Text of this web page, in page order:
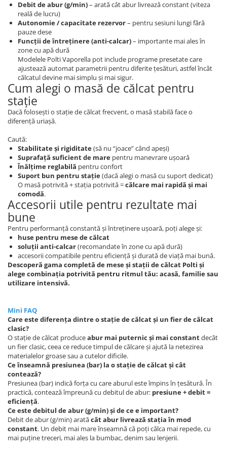
Debit de abur (g/min)– arată cât abur livrează constant (viteza
reală de lucru)
Autonomie / capacitate rezervor– pentru sesiuni lungi fără
pauze dese
Funcții de întreținere (anti-calcar)– importante mai ales în
zone cu apă dură
Modelele Polti Vaporella pot include programe presetate care
ajustează automat parametrii pentru diferite țesături, astfel încât
călcatul devine mai simplu și mai sigur.
Cum alegi o masă de călcat pentru
stație
Dacă folosești o stație de călcat frecvent, o masă stabilă face o
diferență uriașă.
Caută:
Stabilitate și rigiditate(să nu “joace” când apeși)
Suprafață suficient de mare pentru manevrare ușoară
Înălțime reglabilă pentru confort
Suport bun pentru stație(dacă alegi o masă cu suport dedicat)
O masă potrivită + stația potrivită =călcare mai rapidă și mai
comodă.
Accesorii utile pentru rezultate mai
bune
Pentru performanță constantă și întreținere ușoară, poți alege și:
huse pentru mese de călcat
soluții anti-calcar(recomandate în zone cu apă dură)
accesorii compatibile pentru eficiență și durată de viață mai bună.
Descoperă gama completă de mese și stații de călcat Polti și
alege combinația potrivită pentru ritmul tău: acasă, familie sau
utilizare intensivă.
Mini FAQ
Care este diferența dintre o stație de călcat și un fier de călcat
clasic?
O stație de călcat produceabur mai puternic și mai constantdecât
un fier clasic, ceea ce reduce timpul de călcare și ajută la netezirea
materialelor groase sau a cutelor dificile.
Ce înseamnă presiunea (bar) la o stație de călcat și cât
contează?
Presiunea (bar) indică forța cu care aburul este împins în țesătură. În
practică, contează împreună cu debitul de abur: presiune + debit =
eficiență.
Ce este debitul de abur (g/min) și de ce e important?
Debit de abur (g/min) aratăcât abur livrează stația în mod
constant. Un debit mai mare înseamnă că poți călca mai repede, cu
mai puține treceri, mai ales la bumbac, denim sau lenjerii.